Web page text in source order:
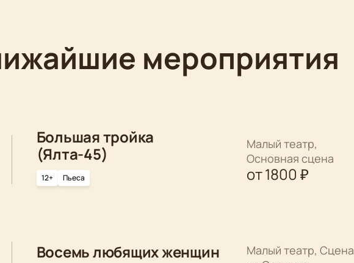
мероприятия
Большая тройка
(Ялта-45)
12+ Пьеса
Малый театр,
Основная сцена
от1800 ₽
Восемь любящих женщин
Малый театр, Сцена